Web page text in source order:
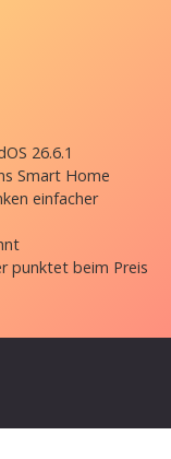
26.6.1
Smart Home
einfacher
punktet beim Preis